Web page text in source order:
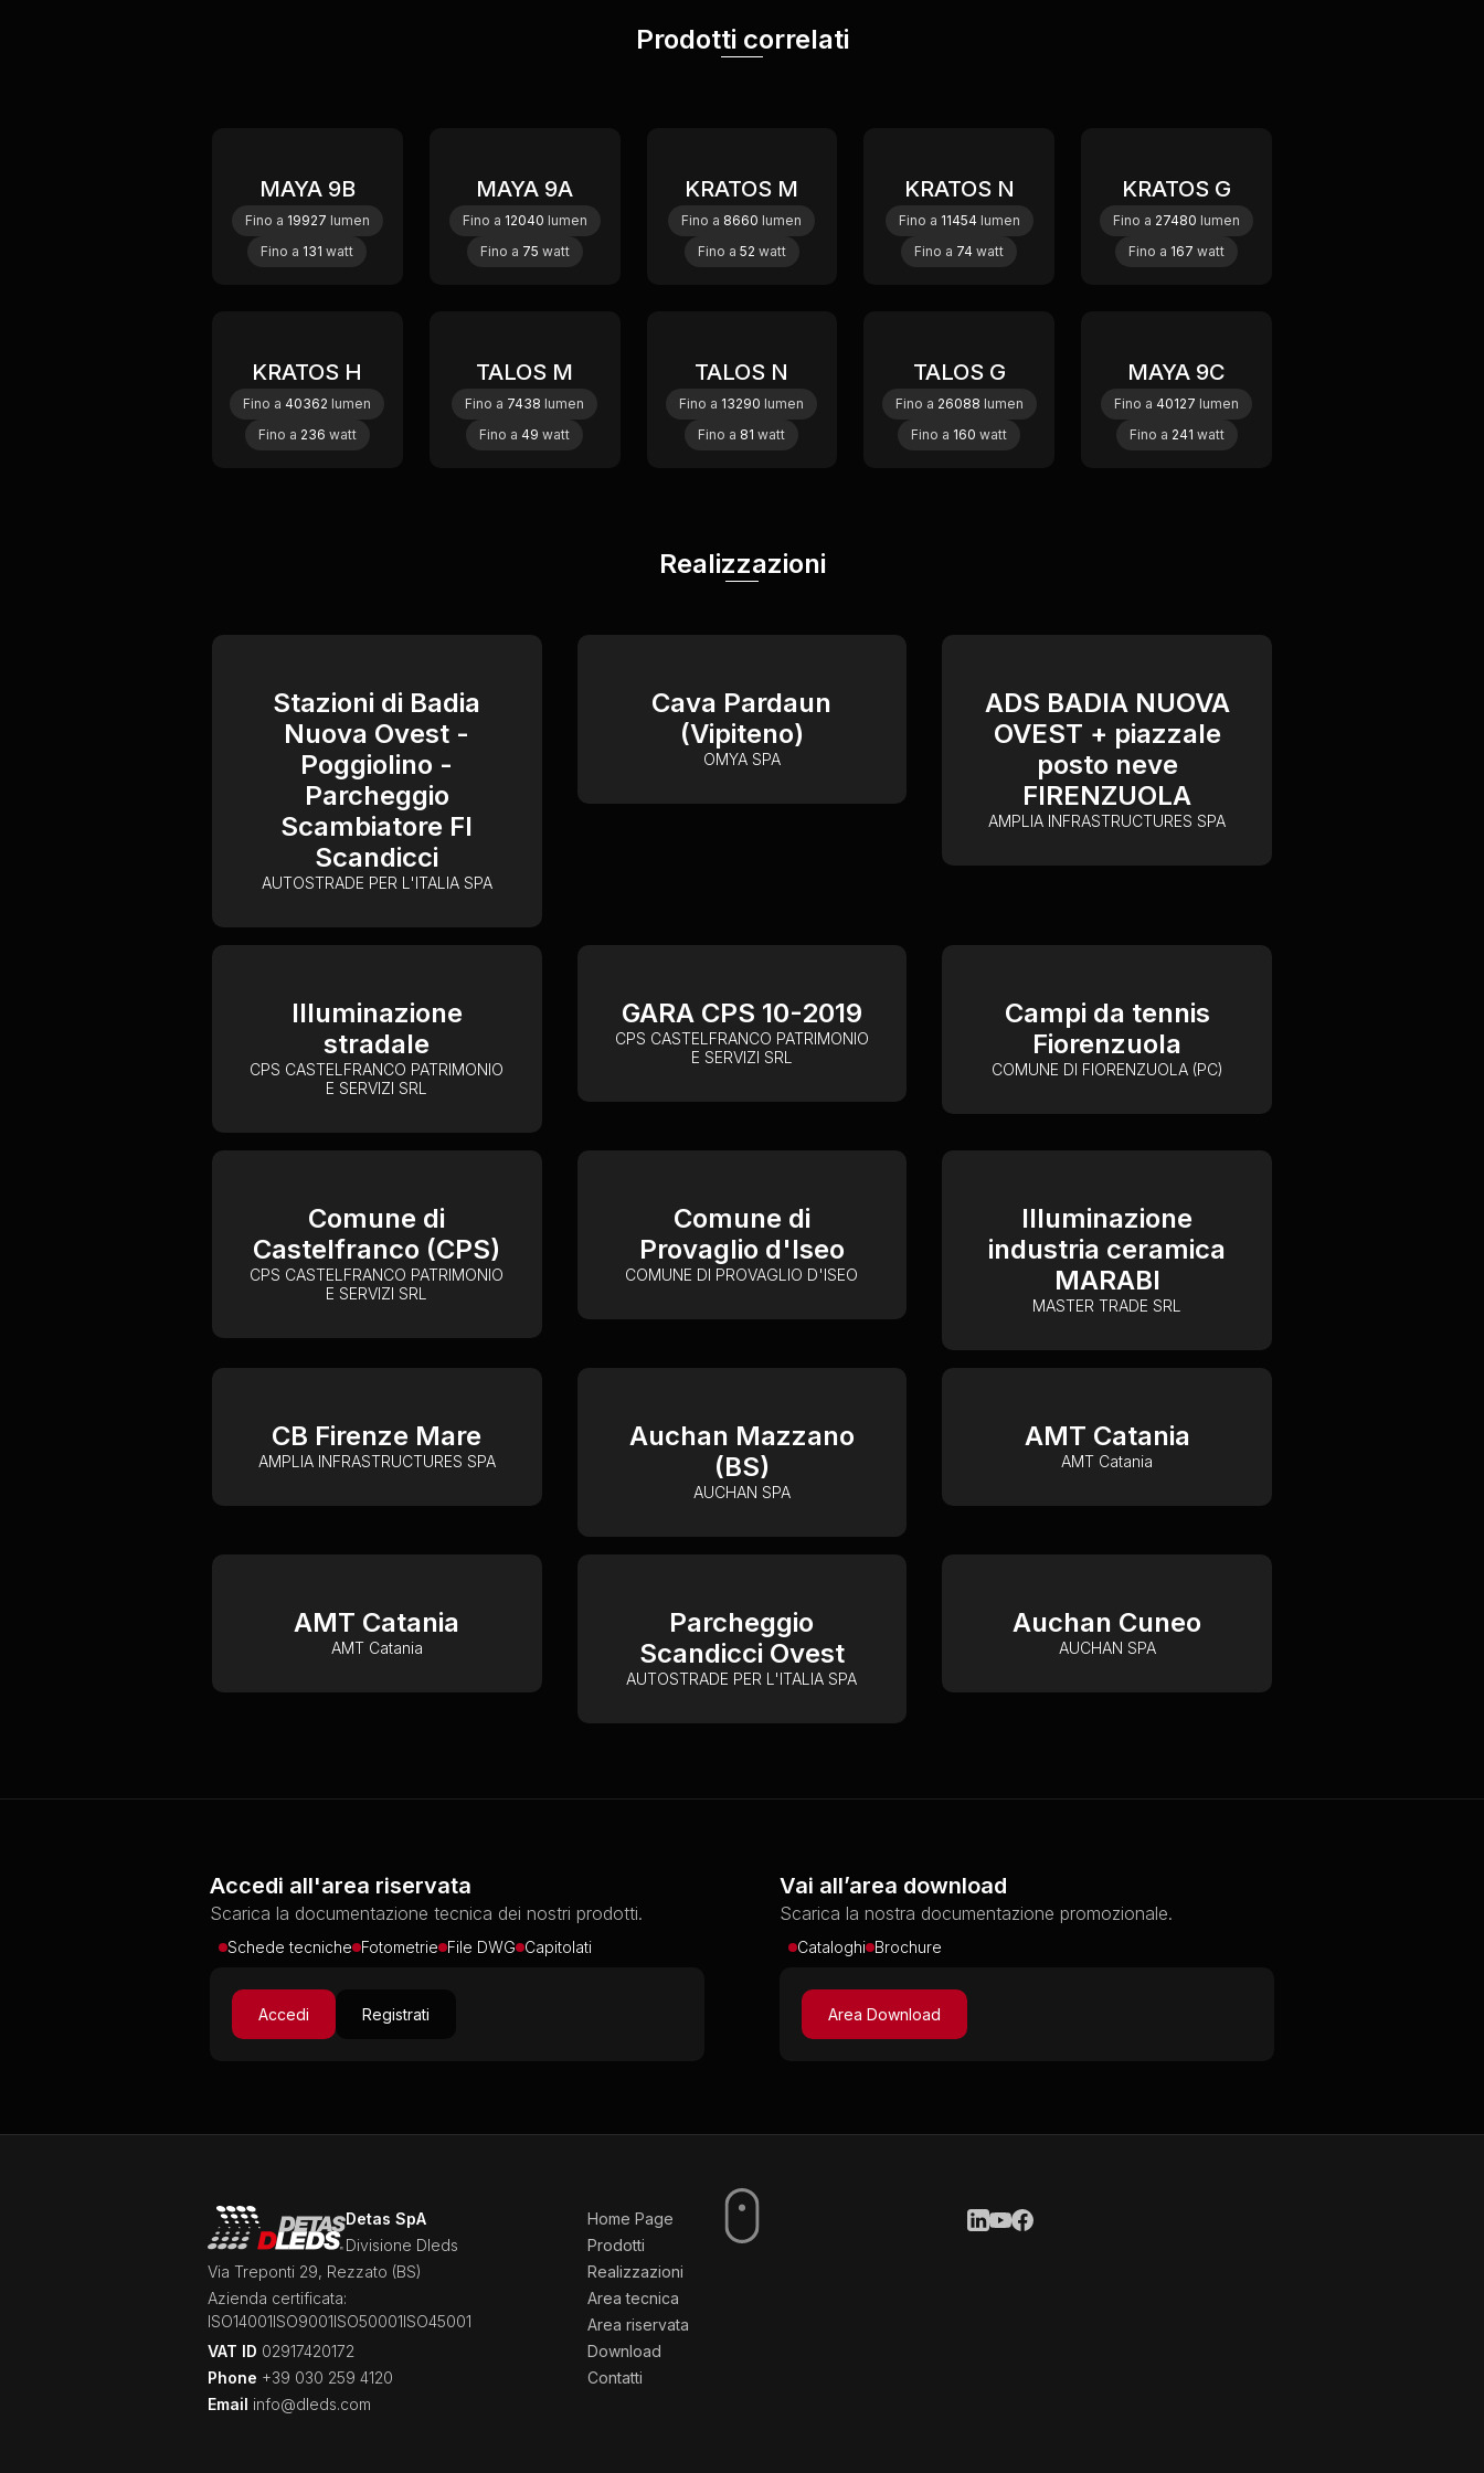
Prodotti correlati
New
MAYA 9B
Fino a 19927 lumen
Fino a 131 watt
New
MAYA 9A
Fino a 12040 lumen
Fino a 75 watt
New
KRATOS M
Fino a 8660 lumen
Fino a 52 watt
New
KRATOS N
Fino a 11454lumen
Fino a 74 watt
New
KRATOS G
Fino a 27480 lumen
Fino a 167 watt
New
KRATOS H
Fino a40362 lumen
Fino a 236 watt
TALOS M
Fino a 7438 lumen
Fino a49 watt
TALOS N
Fino a 13290 lumen
Fino a 81 watt
TALOS G
Fino a 26088 lumen
Fino a 160 watt
MAYA 9C
Fino a40127 lumen
Fino a 241 watt
Realizzazioni
Stazioni di Badia
Nuova Ovest -
Poggiolino -
Parcheggio
Scambiatore FI
Scandicci
AUTOSTRADE PER L'ITALIA SPA
Cava Pardaun
(Vipiteno)
OMYA SPA
ADS BADIA NUOVA
OVEST + piazzale
posto neve
FIRENZUOLA
AMPLIA INFRASTRUCTURES SPA
Illuminazione
stradale
CPS CASTELFRANCO PATRIMONIO
E SERVIZI SRL
GARA CPS 10-2019
CPS CASTELFRANCO PATRIMONIO
E SERVIZI SRL
Campi da tennis
Fiorenzuola
COMUNE DI FIORENZUOLA (PC)
Comune di
Castelfranco (CPS)
CPS CASTELFRANCO PATRIMONIO
E SERVIZI SRL
Comune di
Provaglio d'Iseo
COMUNE DI PROVAGLIO D'ISEO
Illuminazione
industria ceramica
MARABI
MASTER TRADE SRL
CB Firenze Mare
AMPLIA INFRASTRUCTURES SPA
Auchan Mazzano
(BS)
AUCHAN SPA
AMT Catania
AMT Catania
AMT Catania
AMT Catania
Parcheggio
Scandicci Ovest
AUTOSTRADE PER L'ITALIA SPA
Auchan Cuneo
AUCHAN SPA
Accedi all'area riservata
Scarica la documentazione tecnica dei nostri prodotti.
Schede tecniche Fotometrie File DWG Capitolati
Accedi Registrati
Vai all’area download
Scarica la nostra documentazione promozionale.
Cataloghi Brochure
Area Download
Detas SpA
Divisione Dleds
Via Treponti 29, Rezzato (BS)
Azienda certificata:
ISO14001ISO9001ISO50001ISO45001
VAT ID 02917420172
Phone +39 030 259 4120
Email info@dleds.com
Home Page
Prodotti
Realizzazioni
Area tecnica
Area riservata
Download
Contatti